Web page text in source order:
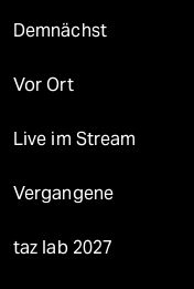
Demnächst
Vor Ort
Live im Stream
Vergangene
taz lab 2027